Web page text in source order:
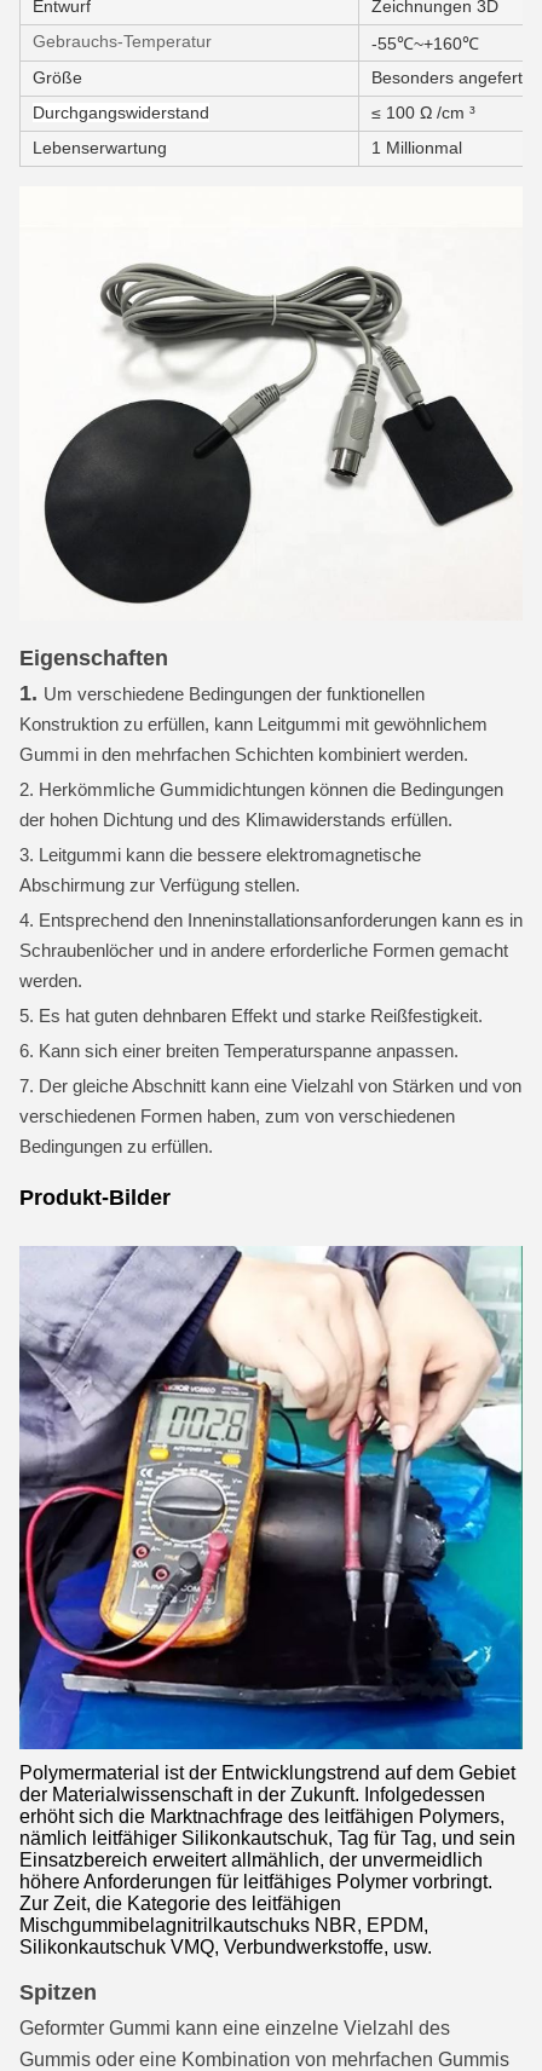
Entwurf
Zeichnungen 3D
Gebrauchs-Temperatur
-55℃~+160℃
Größe
Besonders angefertigt
Durchgangswiderstand
≤ 100 Ω /cm ³
Lebenserwartung
1 Millionmal
Eigenschaften
1. Um verschiedene Bedingungen der funktionellen
Konstruktion zu erfüllen, kann Leitgummi mit gewöhnlichem
Gummi in den mehrfachen Schichten kombiniert werden.
2. Herkömmliche Gummidichtungen können die Bedingungen
der hohen Dichtung und des Klimawiderstands erfüllen.
3. Leitgummi kann die bessere elektromagnetische
Abschirmung zur Verfügung stellen.
4. Entsprechend den Inneninstallationsanforderungen kann es in
Schraubenlöcher und in andere erforderliche Formen gemacht
werden.
5. Es hat guten dehnbaren Effekt und starke Reißfestigkeit.
6. Kann sich einer breiten Temperaturspanne anpassen.
7. Der gleiche Abschnitt kann eine Vielzahl von Stärken und von
verschiedenen Formen haben, zum von verschiedenen
Bedingungen zu erfüllen.
Produkt-Bilder
Polymermaterial ist der Entwicklungstrend auf dem Gebiet
der Materialwissenschaft in der Zukunft. Infolgedessen
erhöht sich die Marktnachfrage des leitfähigen Polymers,
nämlich leitfähiger Silikonkautschuk, Tag für Tag, und sein
Einsatzbereich erweitert allmählich, der unvermeidlich
höhere Anforderungen für leitfähiges Polymer vorbringt.
Zur Zeit, die Kategorie des leitfähigen
Mischgummibelagnitrilkautschuks NBR, EPDM,
Silikonkautschuk VMQ, Verbundwerkstoffe, usw.
Spitzen
Geformter Gummi kann eine einzelne Vielzahl des
Gummis oder eine Kombination von mehrfachen Gummis